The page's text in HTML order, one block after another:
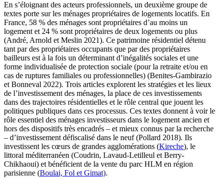
En s’éloignant des acteurs professionnels, un deuxième groupe de
textes porte sur les ménages propriétaires de logements locatifs. En
France, 58 % des ménages sont propriétaires d’au moins un
logement et 24 % sont propriétaires de deux logements ou plus
(André, Arnold et Meslin 2021). Ce patrimoine résidentiel détenu
tant par des propriétaires occupants que par des propriétaires
bailleurs est à la fois un déterminant d’inégalités sociales et une
forme individualisée de protection sociale (pour la retraite et/ou en
cas de ruptures familiales ou professionnelles) (Benites-Gambirazio
et Bonneval 2022). Trois articles explorent les stratégies et les lieux
de l’investissement des ménages, la place de ces investissements
dans des trajectoires résidentielles et le rôle central que jouent les
politiques publiques dans ces processus. Ces textes donnent à voir le
rôle essentiel des ménages investisseurs dans le logement ancien et
hors des dispositifs très encadrés – et mieux connus par la recherche
– d’investissement défiscalisé dans le neuf (Pollard 2018). Ils
investissent les cœurs de grandes agglomérations (Kireche), le
littoral méditerranéen (Coudrin, Lavaud-Letilleul et Berry-
Chikhaoui) et bénéficient de la vente du parc HLM en région
parisienne (Boulai, Fol et Gimat).